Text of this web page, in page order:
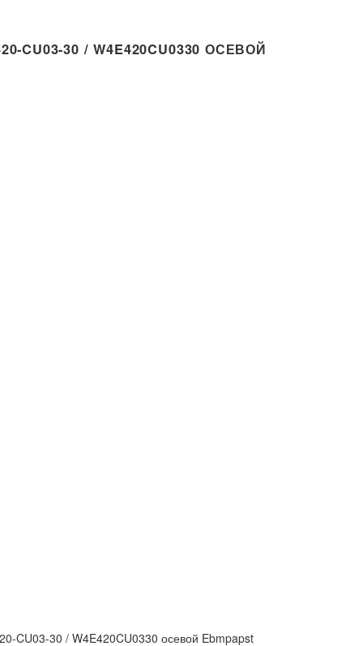
CU03-30 / W4E420CU0330 ОСЕВОЙ
CU03-30 / W4E420CU0330 осевой Ebmpapst